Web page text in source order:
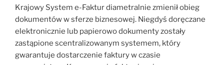
Krajowy System e-Faktur diametralnie zmienił obieg
dokumentów w sferze biznesowej. Niegdyś doręczane
elektronicznie lub papierowo dokumenty zostały
zastąpione scentralizowanym systemem, który
gwarantuje dostarczenie faktury w czasie